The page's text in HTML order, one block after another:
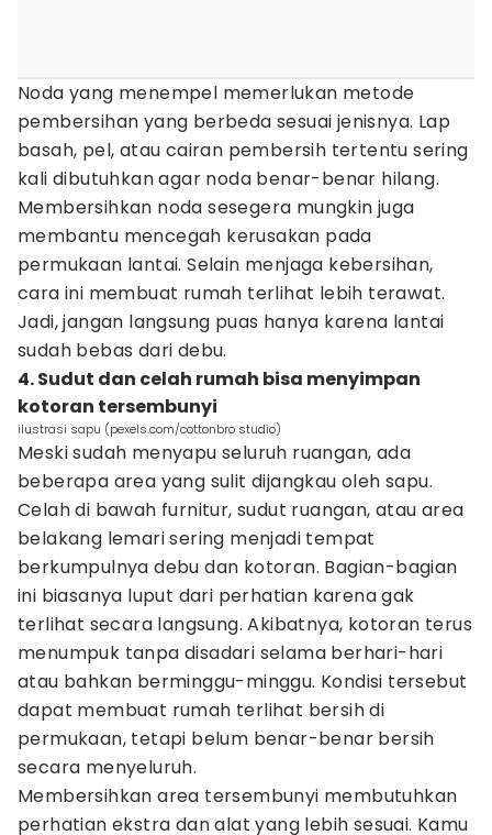
Noda yang menempel memerlukan metode
pembersihan yang berbeda sesuai jenisnya. Lap
basah, pel, atau cairan pembersih tertentu sering
kali dibutuhkan agar noda benar-benar hilang.
Membersihkan noda sesegera mungkin juga
membantu mencegah kerusakan pada
permukaan lantai. Selain menjaga kebersihan,
cara ini membuat rumah terlihat lebih terawat.
Jadi, jangan langsung puas hanya karena lantai
sudah bebas dari debu.
4. Sudut dan celah rumah bisa menyimpan
kotoran tersembunyi
ilustrasi sapu (pexels.com/cottonbro studio)
Meski sudah menyapu seluruh ruangan, ada
beberapa area yang sulit dijangkau oleh sapu.
Celah di bawah furnitur, sudut ruangan, atau area
belakang lemari sering menjadi tempat
berkumpulnya debu dan kotoran. Bagian-bagian
ini biasanya luput dari perhatian karena gak
terlihat secara langsung. Akibatnya, kotoran terus
menumpuk tanpa disadari selama berhari-hari
atau bahkan berminggu-minggu. Kondisi tersebut
dapat membuat rumah terlihat bersih di
permukaan, tetapi belum benar-benar bersih
secara menyeluruh.
Membersihkan area tersembunyi membutuhkan
perhatian ekstra dan alat yang lebih sesuai. Kamu